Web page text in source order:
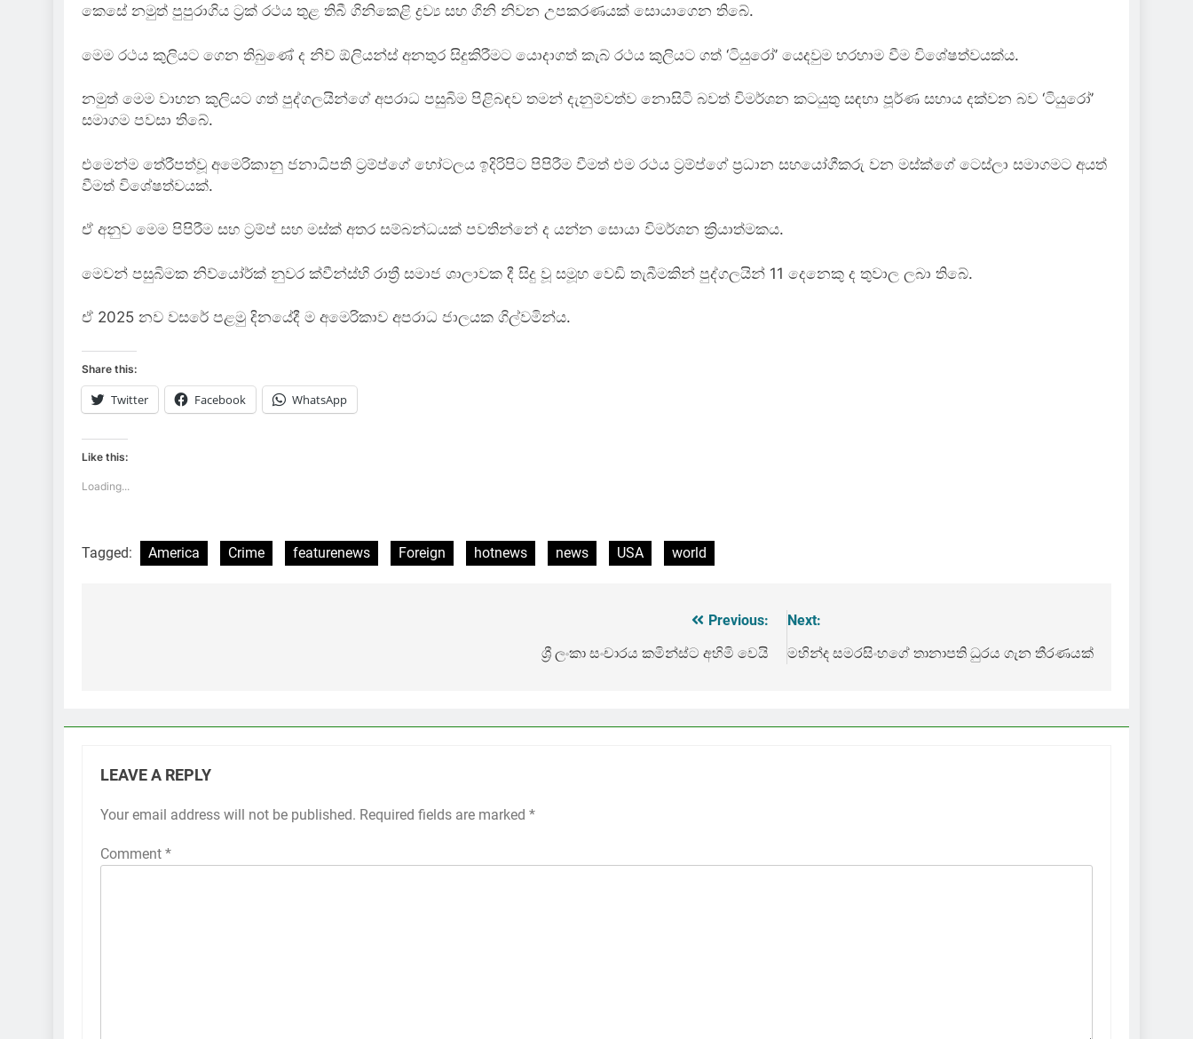
කෙසේ නමුත් පුපුරාගිය ට්‍රක් රථය තුළ තිබී ගිනිකෙළි ද්‍රව්‍ය සහ ගිනි නිවන උපකරණයක් සොයාගෙන තිබේ.
මෙම රථය කුලියට ගෙන තිබුණේ ද නිව් ඕලියන්ස් අනතුර සිදුකිරීමට යොදාගත් කැබ් රථය කුලියට ගත් ‘ටියුරෝ’ යෙදවුම හරහාම වීම විශේෂත්වයක්ය.
නමුත් මෙම වාහන කුලියට ගත් පුද්ගලයින්ගේ අපරාධ පසුබිම පිළිබඳව තමන් දැනුම්වත්ව නොසිටි බවත් විමර්ශන කටයුතු සඳහා පූර්ණ සහාය දක්වන බව ‘ටියුරෝ’
සමාගම පවසා තිබේ.
එමෙන්ම තේරීපත්වූ අමෙරිකානු ජනාධිපති ට්‍රම්ප්ගේ හෝටලය ඉදිරිපිට පිපිරීම වීමත් එම රථය ට්‍රම්ප්ගේ ප්‍රධාන සහයෝගීකරු වන මස්ක්ගේ ටෙස්ලා සමාගමට අයත්
වීමත් විශේෂත්වයක්.
ඒ අනුව මෙම පිපිරීම සහ ට්‍රම්ප් සහ මස්ක් අතර සම්බන්ධයක් පවතින්නේ ද යන්න සොයා විමර්ශන ක්‍රියාත්මකය.
මෙවන් පසුබිමක නිව්යෝර්ක් නුවර ක්වීන්ස්හි රාත්‍රී සමාජ ශාලාවක දී සිදු වූ සමූහ වෙඩි තැබීමකින් පුද්ගලයින් 11 දෙනෙකු ද තුවාල ලබා තිබේ.
ඒ 2025 නව වසරේ පළමු දිනයේදී ම අමෙරිකාව අපරාධ ජාලයක ගිල්වමින්ය.
Share this:
Twitter Facebook WhatsApp
Like this:
Loading...
Tagged: America Crime featurenews Foreign hotnews news USA world
Previous:
ශ්‍රී ලංකා සංචාරය කමින්ස්ට අහිමි වෙයි
Next:
මහින්ද සමරසිංහගේ තානාපති ධුරය ගැන තීරණයක්
LEAVE A REPLY
Your email address will not be published. Required fields are marked *
Comment *